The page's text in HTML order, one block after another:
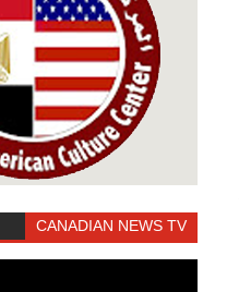
CANADIAN NEWS TV